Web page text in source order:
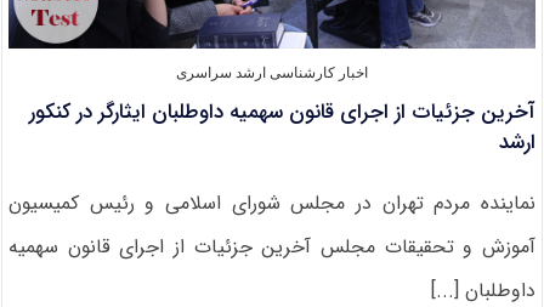
اخبار کارشناسی ارشد سراسری
آخرین جزئیات از اجرای قانون سهمیه داوطلبان ایثارگر در کنکور
ارشد
نماینده مردم تهران در مجلس شورای اسلامی و رئیس کمیسیون
آموزش و تحقیقات مجلس آخرین جزئیات از اجرای قانون سهمیه
داوطلبان [...]